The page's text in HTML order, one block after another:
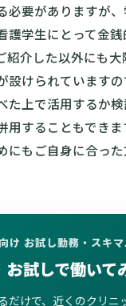
必要がありますが
護学生にとって金
紹介した以外にも
設けられています
た上で活用するか
用することもでき
にもご自身に合っ
け お試し勤務・スキ
お試しで働いて
だけで、近くのクリニ